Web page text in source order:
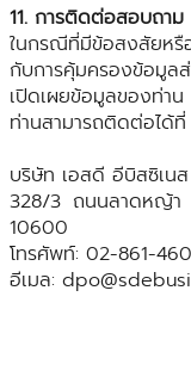
11. การติดต่อสอบถาม
ในกรณีที่มีข้อสงสัยหรื
กับการคุ้มครองข้อมูล
เปิดเผยข้อมูลของท่า
ท่านสามารถติดต่อได้ที่
บริษัท เอสดี อีบิสซิเน
328/3 ถนนลาดหญ้า
10600
โทรศัพท์: 02-861-
อีเมล: